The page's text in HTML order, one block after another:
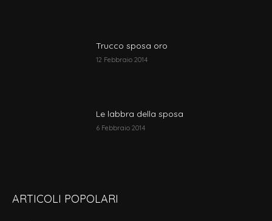
Trucco sposa oro
12 Febbraio 2014
Le labbra della sposa
6 Febbraio 2014
ARTICOLI POPOLARI